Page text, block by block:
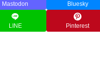
Mastodon Bluesky
LINE Pinterest